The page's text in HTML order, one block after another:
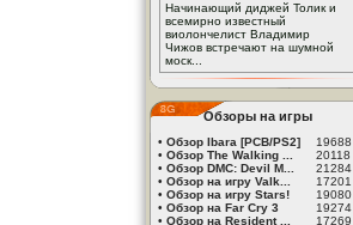
Начинающий диджей Толик и
всемирно известный
виолончелист Владимир
Чижов встречают на шумной
моск...
Обзоры на игры
• Обзор Ibara [PCB/PS2]
19688
• Обзор The Walking ...
20118
• Обзор DMC: Devil M...
21284
• Обзор на игру Valk...
17201
• Обзор на игру Stars!
19080
• Обзор на Far Cry 3
19274
• Обзор на Resident ... 17269